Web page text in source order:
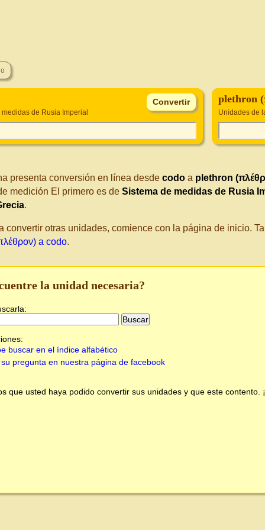
de Rusia Imperial
plethron
Unidades de
presenta conversión en línea desde codo a plethron
medición El primero es de Sistema de medidas de Rusia
.
convertir otras unidades, comience con la página de inicio.
a codo.
la unidad necesaria?
buscar en el índice alfabético
pregunta en nuestra página de facebook
que usted haya podido convertir sus unidades y que este contento.